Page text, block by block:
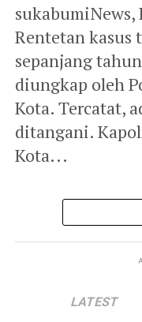
sukabumiNews,
Rentetan kasus
sepanjang
diungkap oleh
Kota. Tercatat,
ditangani.
Kota...
LATEST